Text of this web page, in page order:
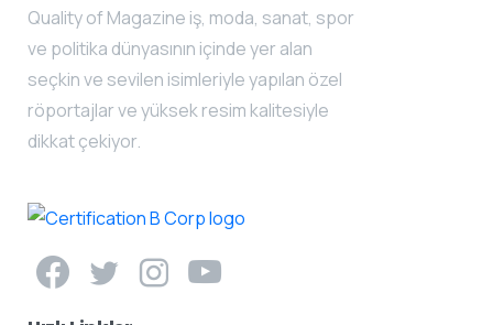
Quality of Magazine iş, moda, sanat, spor
ve politika dünyasının içinde yer alan
seçkin ve sevilen isimleriyle yapılan özel
röportajlar ve yüksek resim kalitesiyle
dikkat çekiyor.